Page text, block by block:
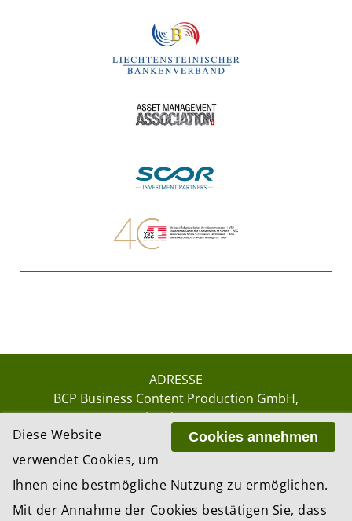
ADRESSE
BCP Business Content Production GmbH
Gotthardstrasse 38
8002 ZürichCookies annehmen
Diese Website
verwendet Cookies, um
Ihnen eine bestmögliche Nutzung zu ermöglichen.
Mit der Annahme der Cookies bestätigen Sie, dass